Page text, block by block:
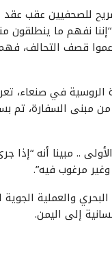
للصحفيين عقب
“إننا نفهم ما
قصف التحالف،
الروسية في صنعاء،
أن الانفجار الذي وقع على بعد حوالي
.. مبينا أنه “إذا
مرغوب فيه”.
والعملية الجوية
إلى اليمن.